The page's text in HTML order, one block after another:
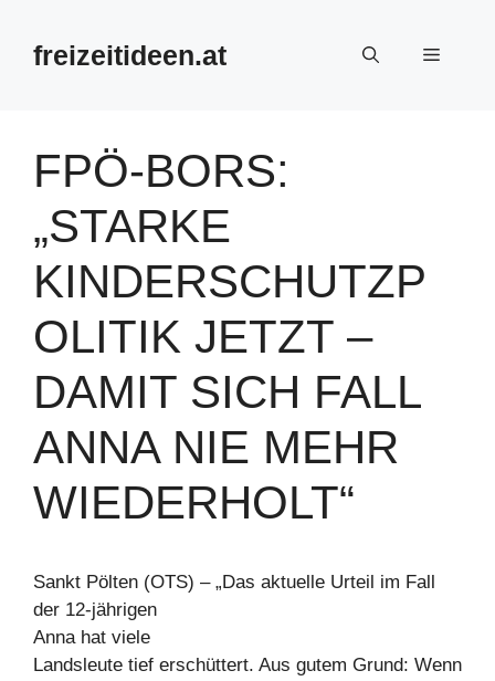
Inhalt
springenfreizeitideen.at Menü
FPÖ-BORS:
„STARKE
KINDERSCHUTZP
OLITIK JETZT –
DAMIT SICH FALL
ANNA NIE MEHR
WIEDERHOLT“
Sankt Pölten (OTS) – „Das aktuelle Urteil im Fall
der 12-jährigen
Anna hat viele
Landsleute tief erschüttert. Aus gutem Grund: Wenn